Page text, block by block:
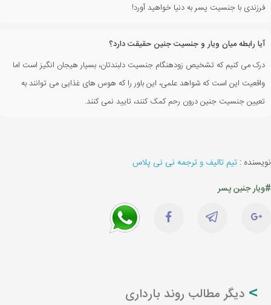
فرزندی با جنسیت پسر به دنیا خواهید آورد!
آیا رابطه میان ویار و جنسیت جنین حقیقت دارد؟
درک می کنیم که تشخیص زودهنگام جنسیت دلبندتان، بسیار هیجان انگیز است اما
واقعیت این است که شواهد علمی، این باور را که هوس های غذایی می توانند به
تعیین جنسیت جنین درون رحم کمک کنند، تایید نمی کنند.
نویسنده : تیم تالیف و ترجمه نی نی پلاس
#ویار جنین پسر
دیگر مطالب روند بارداری